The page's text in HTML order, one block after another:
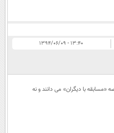
۱۳:۴۰ - ۱۳۹۴/۰۶/۰۹
«مسابقه با دیگران» می دانند و نه